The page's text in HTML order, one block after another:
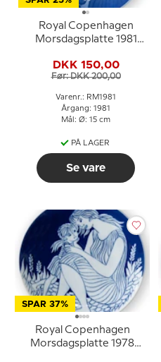
Royal Copenhagen
Morsdagsplatte 1981
DKK 150,00
Før: DKK 200,00
Varenr.: RM1981
Årgang: 1981
Mål: Ø: 15 cm
PÅ LAGER
Se vare
SPAR 37%
Royal Copenhagen
Morsdagsplatte 1978